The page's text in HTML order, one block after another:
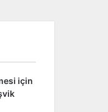
için